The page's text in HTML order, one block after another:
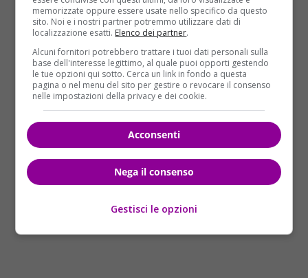
superiore. Stando quanto riferito dall’Onduse
riportato dall’ Ansa,i terroristi dell’Isis hanno preso
in ostaggi molti civili, dei quali al momento
ancora non si conosce la sorte. Il bilancio al
momento, nonostante i funerali già in corso, è del
tutto provvisorio e confuso. Ciò che è certo è che
siamo davanti aduno dei più sanguinosi attacchi
compiuti dall’Isis in Siria.
memorizzate oppure essere usate nello specifico da questo
sito. Noi e i nostri partner potremmo utilizzare dati di
localizzazione esatti. Elenco dei partner.
Alcuni fornitori potrebbero trattare i tuoi dati personali sulla
base dell'interesse legittimo, al quale puoi opporti gestendo
le tue opzioni qui sotto. Cerca un link in fondo a questa
pagina o nel menu del sito per gestire o revocare il consenso
nelle impostazioni della privacy e dei cookie.
Acconsenti
Nega il consenso
Gestisci le opzioni